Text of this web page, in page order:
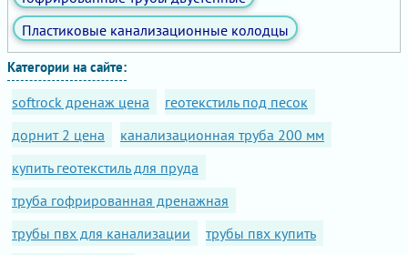
Пластиковые канализационные колодцы
Категории на сайте:
softrock дренаж цена
геотекстиль под песок
дорнит 2 цена
канализационная труба 200 мм
купить геотекстиль для пруда
труба гофрированная дренажная
трубы пвх для канализации
трубы пвх купить